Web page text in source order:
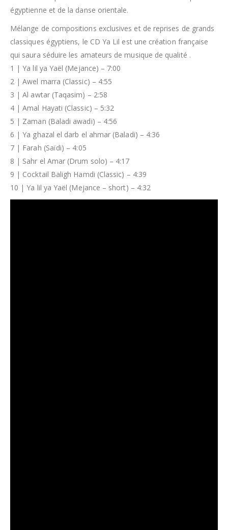
égyptienne et de la danse orientale.
Mélange de compositions exclusives et de reprises de grands
classiques égyptiens, le CD Ya Lil est une création française
qui saura séduire les amateurs de musique de qualité .
1 | Ya lil ya Yaël (Mejance) – 7:00
2 | Awel marra (Classic) – 4:55
3 | Al awtar (Taqasim) – 2:58
4 | Amal Hayati (Classic) – 5:32
5 | Zaman (Baladi awadi) – 4:56
6 | Ya ghazal el darb el ahmar (Baladi) – 4:36
7 | Farah (Saïdi) – 4:05
8 | Sahr el Amar (Drum solo) – 4:17
9 | Cocktail Baligh Hamdi (Classic) – 4:39
10 | Ya lil ya Yaël (Mejance – short) – 4:32